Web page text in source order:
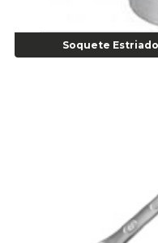
Alicate Corte Frontal - Cod
Alicate Corte Lateral Força
Alicate de Corte Diagonal -
Alicate para Abracadeira 3/
Alicate para Anéis Externos
Alicate para Anéis Externos
Alicate para Anéis Internos
Alicate para Anéis Tipo
Alicate para Balanceamento
Alicate para trava de cambio
Soquete Estriado